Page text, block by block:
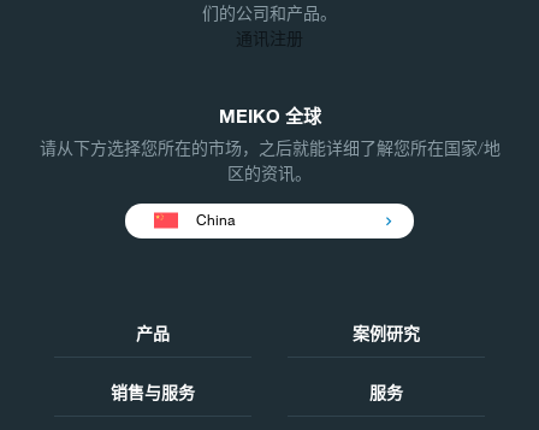
们的公司和产品。
通讯注册
MEIKO 全球
请从下方选择您所在的市场，之后就能详细了解您所在国家/地
区的资讯。
China
产品 案例研究
销售与服务 服务